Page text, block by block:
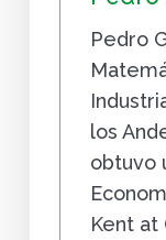
Pedro
los
obtuvo
Kent at